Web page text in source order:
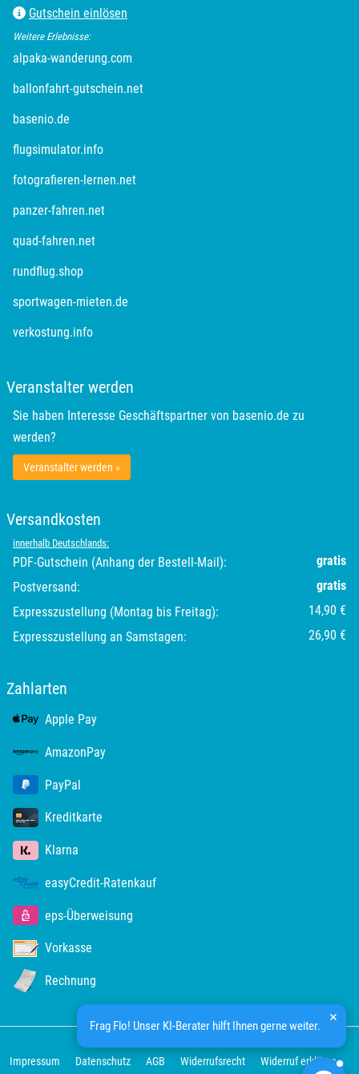
Frag Flo! Unser KI-Berater hilft Ihnen gerne weiter.
Gutschein einlösen
Weitere Erlebnisse:
alpaka-wanderung.com
ballonfahrt-gutschein.netöffnet in neuem Fenster
basenio.de
flugsimulator.infoöffnet in neuem Fenster
fotografieren-lernen.netöffnet in neuem Fenster
panzer-fahren.netöffnet in neuem Fenster
quad-fahren.netöffnet in neuem Fenster
rundflug.shopöffnet in neuem Fenster
sportwagen-mieten.de
verkostung.infoöffnet in neuem Fenster
Veranstalter werden
Sie haben Interesse Geschäftspartner von basenio.de zu
werden?
Veranstalter werden »
Versandkosten
innerhalb Deutschlands:
PDF-Gutschein (Anhang der Bestell-Mail):
gratis
Postversand:
gratis
Expresszustellung (Montag bis Freitag):
14,90 €
Expresszustellung an Samstagen:
26,90 €
Zahlarten
Apple Pay
AmazonPay
PayPal
Kreditkarte
Klarna
easyCredit-Ratenkauf
eps-Überweisung
Vorkasse
Rechnung
Impressum Datenschutz AGB Widerrufsrecht
Widerruf erklären
Plön
Potsdam
Prignitz
Regensburg
Rheine
Rodgau
Rottweil
Rügen
Saarbrücken
Salzgitter
Schwabach
Schweinfurt
Segeberg
Seligenstadt
Stade
Steinburg
Stendal